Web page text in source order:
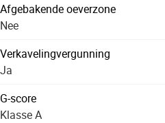
Afgebakende oeverzone
Nee
Verkavelingvergunning
Ja
G-score
Klasse A